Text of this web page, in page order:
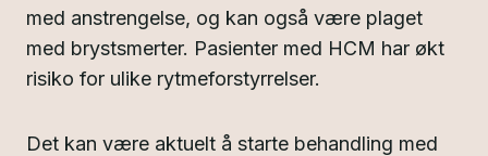
med anstrengelse, og kan også være plaget
med brystsmerter. Pasienter med HCM har økt
risiko for ulike rytmeforstyrrelser.
Det kan være aktuelt å starte behandling med